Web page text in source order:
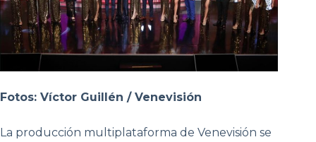
Fotos: Víctor Guillén / Venevisión
La producción multiplataforma de Venevisión se